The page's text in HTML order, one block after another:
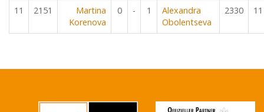
11 2151
Martina
Korenova
0 - 1
Alexandra
Obolentseva
2330 11